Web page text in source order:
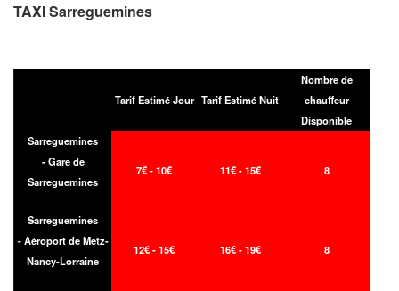
TAXI Sarreguemines
Tarif Estimé Jour Tarif Estimé Nuit
Nombre de
chauffeur
Disponible
Sarreguemines
- Gare de
Sarreguemines
7€ - 10€ 11€ - 15€ 8
Sarreguemines
- Aéroport de Metz-
Nancy-Lorraine
12€ - 15€ 16€ - 19€ 8